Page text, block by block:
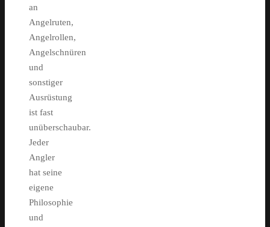
an
Angelruten,
Angelrollen,
Angelschnüren
und
sonstiger
Ausrüstung
ist fast
unüberschaubar.
Jeder
Angler
hat seine
eigene
Philosophie
und